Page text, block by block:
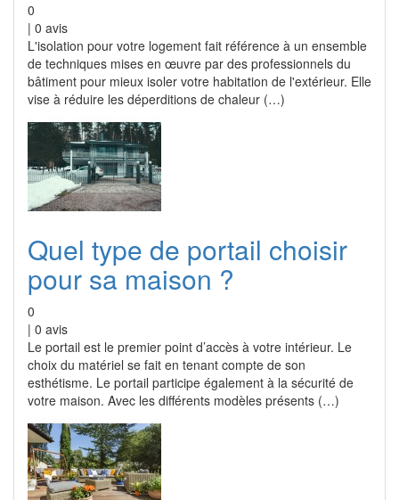
0
| 0 avis
L'isolation pour votre logement fait référence à un ensemble
de techniques mises en œuvre par des professionnels du
bâtiment pour mieux isoler votre habitation de l'extérieur. Elle
vise à réduire les déperditions de chaleur (…)
Quel type de portail choisir
pour sa maison ?
0
| 0 avis
Le portail est le premier point d’accès à votre intérieur. Le
choix du matériel se fait en tenant compte de son
esthétisme. Le portail participe également à la sécurité de
votre maison. Avec les différents modèles présents (…)